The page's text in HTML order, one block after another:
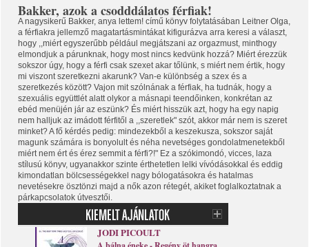
Bakker, azok a csodddálatos férfiak!
A nagysikerű Bakker, anya lettem! című könyv folytatásában Leitner Olga,
a férfiakra jellemző magatartásmintákat kifigurázva arra keresi a választ,
hogy ,,miért egyszerűbb például megjátszani az orgazmust, minthogy
elmondjuk a párunknak, hogy most nincs kedvünk hozzá? Miért érezzük
sokszor úgy, hogy a férfi csak szexet akar tőlünk, s miért nem értik, hogy
mi viszont szeretkezni akarunk? Van-e különbség a szex és a
szeretkezés között? Vajon mit szólnának a férfiak, ha tudnák, hogy a
szexuális együttlét alatt olykor a másnapi teendőinken, konkrétan az
ebéd menüjén jár az eszünk? És miért hisszük azt, hogy ha egy napig
nem halljuk az imádott férfitől a ,,szeretlek" szót, akkor már nem is szeret
minket? A fő kérdés pedig: mindezekből a keszekusza, sokszor saját
magunk számára is bonyolult és néha nevetséges gondolatmenetekből
miért nem ért és érez semmit a férfi?!" Ez a szókimondó, vicces, laza
stílusú könyv, ugyanakkor szinte érthetetlen lelki vívódásokkal és eddig
kimondatlan bölcsességekkel nagy bólogatásokra és hatalmas
nevetésekre ösztönzi majd a nők azon rétegét, akiket foglalkoztatnak a
párkapcsolatok útvesztői.
JODI PICOULT